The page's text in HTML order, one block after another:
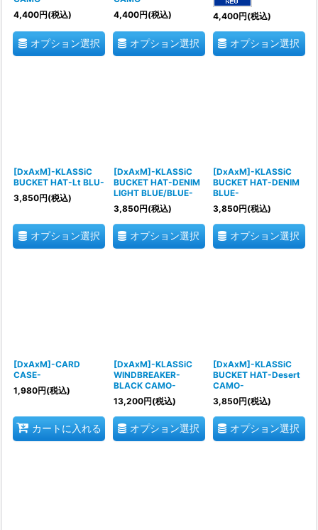
4,400円(税込)
オプション選択
4,400円(税込)
オプション選択
4,400円(税込)
オプション選択
[DxAxM]-KLASSiC
BUCKET HAT-Lt BLU-
3,850円(税込)
オプション選択
[DxAxM]-KLASSiC
BUCKET HAT-DENIM
LIGHT BLUE/BLUE-
3,850円(税込)
オプション選択
[DxAxM]-KLASSiC
BUCKET HAT-DENIM
BLUE-
3,850円(税込)
オプション選択
[DxAxM]-CARD
CASE-
1,980円(税込)
カートに入れる
[DxAxM]-KLASSiC
WINDBREAKER-
BLACK CAMO-
13,200円(税込)
オプション選択
[DxAxM]-KLASSiC
BUCKET HAT-Desert
CAMO-
3,850円(税込)
オプション選択